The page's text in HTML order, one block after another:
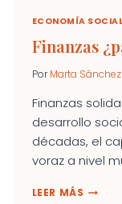
LAS
ECONOMÍA
Finanzas
Por Marta
Finanzas
desarrollo
décadas, el
voraz a nivel
LEER MÁS